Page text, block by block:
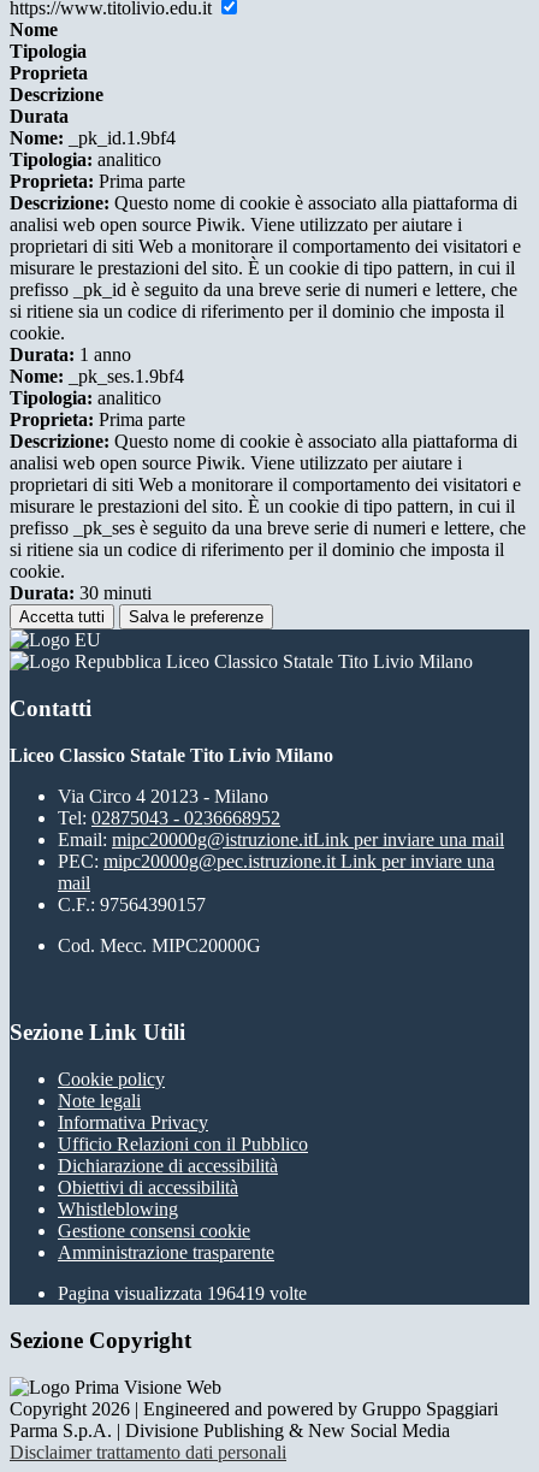
https://www.titolivio.edu.it
Nome
Tipologia
Proprieta
Descrizione
Durata
Nome: _pk_id.1.9bf4
Tipologia: analitico
Proprieta: Prima parte
Descrizione: Questo nome di cookie è associato alla piattaforma di
analisi web open source Piwik. Viene utilizzato per aiutare i
proprietari di siti Web a monitorare il comportamento dei visitatori e
misurare le prestazioni del sito. È un cookie di tipo pattern, in cui il
prefisso _pk_id è seguito da una breve serie di numeri e lettere, che
si ritiene sia un codice di riferimento per il dominio che imposta il
cookie.
Durata: 1 anno
Nome: _pk_ses.1.9bf4
Tipologia: analitico
Proprieta: Prima parte
Descrizione: Questo nome di cookie è associato alla piattaforma di
analisi web open source Piwik. Viene utilizzato per aiutare i
proprietari di siti Web a monitorare il comportamento dei visitatori e
misurare le prestazioni del sito. È un cookie di tipo pattern, in cui il
prefisso _pk_ses è seguito da una breve serie di numeri e lettere, che
si ritiene sia un codice di riferimento per il dominio che imposta il
cookie.
Durata: 30 minuti
Accetta tutti Salva le preferenze
Liceo Classico Statale Tito Livio Milano
Contatti
Liceo Classico Statale Tito Livio Milano
Via Circo 4 20123 - Milano
Tel: 02875043 - 0236668952
Email: mipc20000g@istruzione.itLink per inviare una mail
PEC: mipc20000g@pec.istruzione.it Link per inviare una
mail
C.F.: 97564390157
Cod. Mecc. MIPC20000G
Sezione Link Utili
Cookie policy
Note legali
Informativa Privacy
Ufficio Relazioni con il Pubblico
Dichiarazione di accessibilità
Obiettivi di accessibilità
Whistleblowing
Gestione consensi cookie
Amministrazione trasparente
Pagina visualizzata 196419 volte
Sezione Copyright
Copyright 2026 | Engineered and powered by Gruppo Spaggiari
Parma S.p.A. | Divisione Publishing & New Social Media
Disclaimer trattamento dati personali